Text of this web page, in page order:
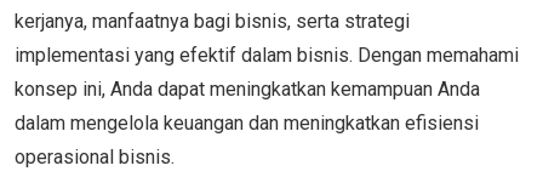
kerjanya, manfaatnya bagi bisnis, serta strategi
implementasi yang efektif dalam bisnis. Dengan memahami
konsep ini, Anda dapat meningkatkan kemampuan Anda
dalam mengelola keuangan dan meningkatkan efisiensi
operasional bisnis.